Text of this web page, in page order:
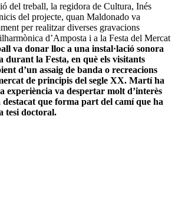
del treball, la regidora de Cultura, Inés
del projecte, quan Maldonado va
per realitzar diverses gravacions
d’Amposta i a la Festa del Mercat
va donar lloc a una instal·lació sonora
durant la Festa, en què els visitants
d’un assaig de banda o recreacions
de principis del segle XX. Martí ha
experiència va despertar molt d’interès
destacat que forma part del camí que ha
tesi doctoral.